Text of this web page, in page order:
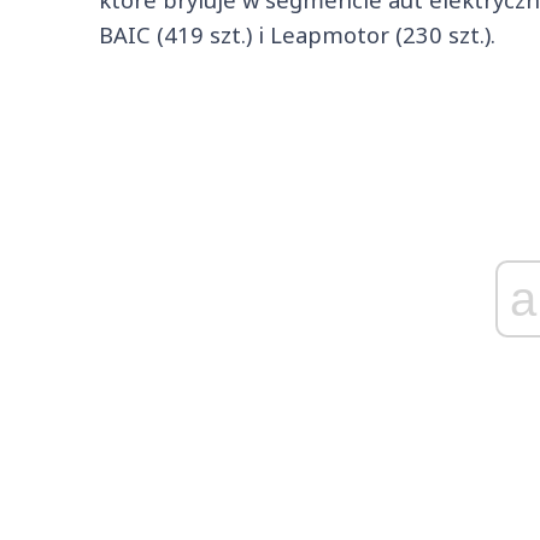
BAIC (419 szt.) i Leapmotor (230 szt.).